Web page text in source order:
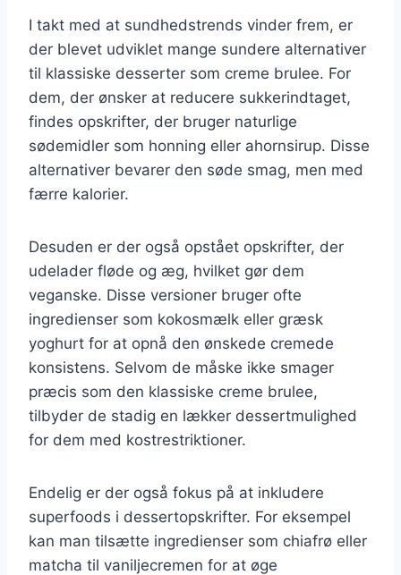
I takt med at sundhedstrends vinder frem, er
der blevet udviklet mange sundere alternativer
til klassiske desserter som creme brulee. For
dem, der ønsker at reducere sukkerindtaget,
findes opskrifter, der bruger naturlige
sødemidler som honning eller ahornsirup. Disse
alternativer bevarer den søde smag, men med
færre kalorier.
Desuden er der også opstået opskrifter, der
udelader fløde og æg, hvilket gør dem
veganske. Disse versioner bruger ofte
ingredienser som kokosmælk eller græsk
yoghurt for at opnå den ønskede cremede
konsistens. Selvom de måske ikke smager
præcis som den klassiske creme brulee,
tilbyder de stadig en lækker dessertmulighed
for dem med kostrestriktioner.
Endelig er der også fokus på at inkludere
superfoods i dessertopskrifter. For eksempel
kan man tilsætte ingredienser som chiafrø eller
matcha til vaniljecremen for at øge